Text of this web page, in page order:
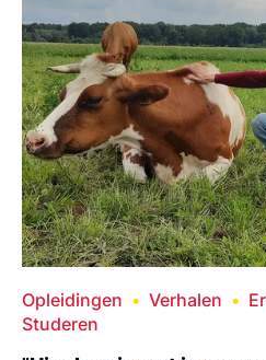
Opleidingen Verhalen
Studeren